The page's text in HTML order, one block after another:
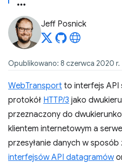
Jeff Posnick
Opublikowano: 8 czerwca 2020 r.
WebTransport to interfejs API
protokół HTTP/3 jako
przeznaczony do
klientem internetowym a
przesyłanie danych w
interfejsów API datagramów